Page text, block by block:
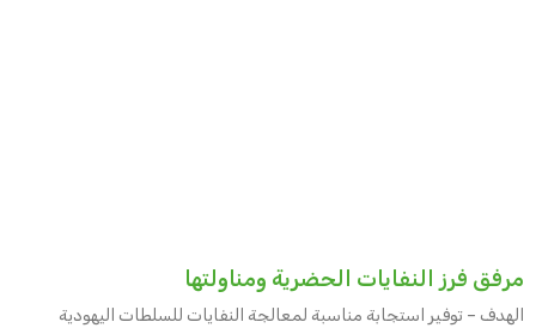
مرفق فرز النفايات الحضرية ومناولتها
الهدف – توفير استجابة مناسبة لمعالجة النفايات للسلطات اليهودية